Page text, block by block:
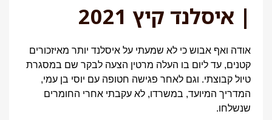
| איסלנד קיץ 2021
אודה ואף אבוש כי לא שמעתי על איסלנד יותר מאיזכורים
קטנים, עד ליום בו העלה מרטין הצעה לבקר שם במסגרת
טיול קבוצתי. וגם לאחר פגישה חטופה עם יוסי בן עמי,
המדריך המיועד, במשרדו, לא עקבתי אחרי החומרים
שנשלחו.